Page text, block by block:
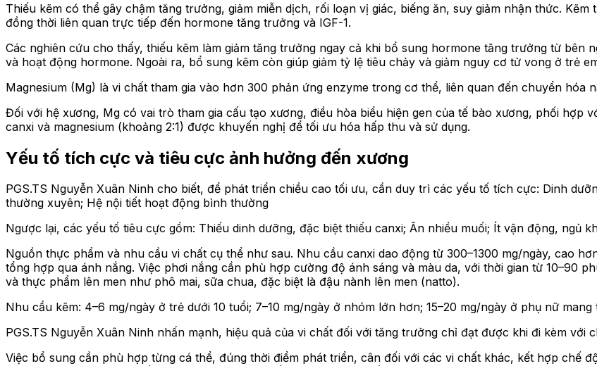
Thiếu kẽm có thể gây chậm tăng trưởng, giảm miễn dịch, rối loạn vị giác, biếng ăn, suy giảm nhận thức.
đồng thời liên quan trực tiếp đến hormone tăng trưởng và IGF-1.
Các nghiên cứu cho thấy, thiếu kẽm làm giảm tăng trưởng ngay cả khi bổ sung hormone tăng trưởng từ bên
và hoạt động hormone. Ngoài ra, bổ sung kẽm còn giúp giảm tỷ lệ tiêu chảy và giảm nguy cơ tử vong ở trẻ
Magnesium (Mg) là vi chất tham gia vào hơn 300 phản ứng enzyme trong cơ thể, liên quan đến chuyển hóa
Đối với hệ xương, Mg có vai trò tham gia cấu tạo xương, điều hòa biểu hiện gen của tế bào xương, phối hợp
canxi và magnesium (khoảng 2:1) được khuyến nghị để tối ưu hóa hấp thu và sử dụng.
Yếu tố tích cực và tiêu cực ảnh hưởng đến xương
PGS.TS Nguyễn Xuân Ninh cho biết, để phát triển chiều cao tối ưu, cần duy trì các yếu tố tích cực: Dinh
thường xuyên; Hệ nội tiết hoạt động bình thường
Ngược lại, các yếu tố tiêu cực gồm: Thiếu dinh dưỡng, đặc biệt thiếu canxi; Ăn nhiều muối; Ít vận động, ngủ
Nguồn thực phẩm và nhu cầu vi chất cụ thể như sau. Nhu cầu canxi dao động từ 300–1300 mg/ngày, cao
tổng hợp qua ánh nắng. Việc phơi nắng cần phù hợp cường độ ánh sáng và màu da, với thời gian từ 10–90
và thực phẩm lên men như phô mai, sữa chua, đặc biệt là đậu nành lên men (natto).
Nhu cầu kẽm: 4–6 mg/ngày ở trẻ dưới 10 tuổi; 7–10 mg/ngày ở nhóm lớn hơn; 15–20 mg/ngày ở phụ nữ mang
PGS.TS Nguyễn Xuân Ninh nhấn mạnh, hiệu quả của vi chất đối với tăng trưởng chỉ đạt được khi đi kèm với
Việc bổ sung cần phù hợp từng cá thể, đúng thời điểm phát triển, cân đối với các vi chất khác, kết hợp chế